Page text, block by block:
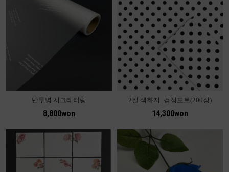
반투명 시크레터링
8,800won
2절 색화지_검정도트(200장)
14,300won